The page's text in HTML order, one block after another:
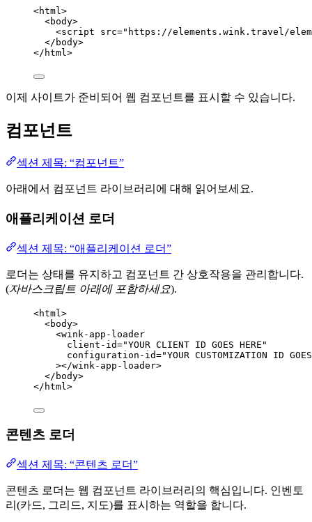
<html>
<body>
<script src=" https://elements.wink.travel/
</ body>
</ html>
이제 사이트가 준비되어 웹 컴포넌트를 표시할 수 있습니다.
컴포넌트
섹션 제목: “컴포넌트”
아래에서 컴포넌트 라이브러리에 대해 읽어보세요.
애플리케이션 로더
섹션 제목: “애플리케이션 로더”
로더는 상태를 유지하고 컴포넌트 간 상호작용을 관리합니다.
(자바스크립트 아래에 포함하세요).
<html >
<body>
<wink-app-loader
client-id="YOUR CLIENT ID GOES HERE "
configuration-id="YOUR CUSTOMIZATION ID
></wink-app-loader>
</ body>
</ html >
콘텐츠 로더
섹션 제목: “콘텐츠 로더”
콘텐츠 로더는 웹 컴포넌트 라이브러리의 핵심입니다. 인벤토
리(카드, 그리드, 지도)를 표시하는 역할을 합니다.